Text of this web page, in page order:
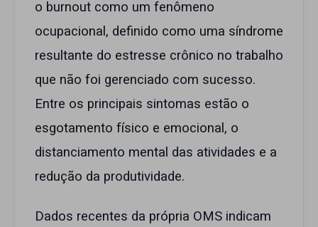
o burnout como um fenômeno
ocupacional, definido como uma síndrome
resultante do estresse crônico no trabalho
que não foi gerenciado com sucesso.
Entre os principais sintomas estão o
esgotamento físico e emocional, o
distanciamento mental das atividades e a
redução da produtividade.
Dados recentes da própria OMS indicam